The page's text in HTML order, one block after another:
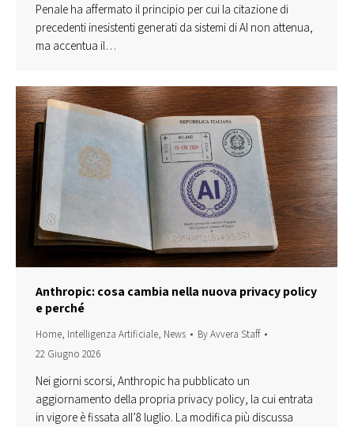
Penale ha affermato il principio per cui la citazione di
precedenti inesistenti generati da sistemi di AI non attenua,
ma accentua il…
Anthropic: cosa cambia nella nuova privacy policy
e perché
Home, Intelligenza Artificiale, News ByAvvera Staff
22 Giugno 2026
Nei giorni scorsi, Anthropic ha pubblicato un
aggiornamento della propria privacy policy, la cui entrata
in vigore è fissata all’8 luglio. La modifica più discussa